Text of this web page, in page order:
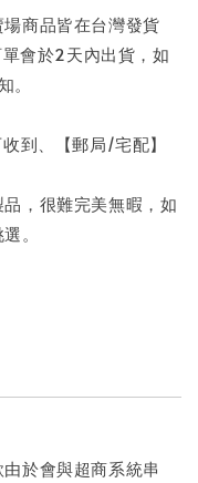
商品皆在台灣發貨
會於2天內出貨，如
到、【郵局/宅配】
，很難完美無暇，如
。
於會與超商系統串